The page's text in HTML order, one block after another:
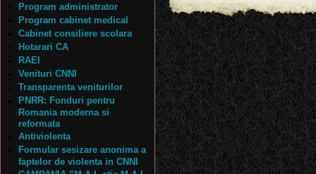
Program administrator
Program cabinet medical
Cabinet consiliere scolara
Hotarari CA
RAEI
Venituri CNNI
Transparenta veniturilor
PNRR: Fonduri pentru
Romania moderna si
reformata
Antiviolenta
Formular sesizare anonima a
faptelor de violenta in CNNI